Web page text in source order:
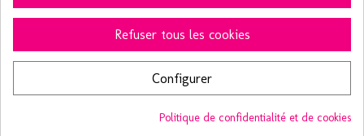
100 pièces
9,95 € TTC
Ajouter au panier
Refuser tous les cookies
Configurer
Politique de confidentialité et de cookies